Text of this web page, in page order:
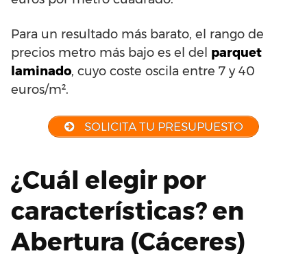
Para un resultado más barato, el rango de
precios metro más bajo es el del parquet
laminado, cuyo coste oscila entre 7 y 40
euros/m².
SOLICITA TU PRESUPUESTO
¿Cuál elegir por
características? en
Abertura (Cáceres)